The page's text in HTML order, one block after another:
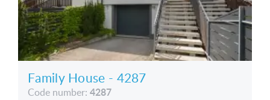
Family House - 4287
Code number: 4287